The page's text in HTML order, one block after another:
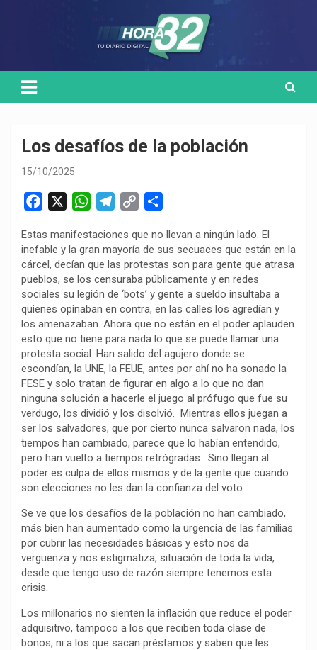
Los desafíos de la población
15/10/2025
c
e
b
o
o
k
W
a
t
s
A
p
p
l
e
g
r
a
m
p
y
L
i
n
k
m
p
a
r
t
i
r
Estas manifestaciones que no llevan a ningún lado. El
inefable y la gran mayoría de sus secuaces que están en la
cárcel, decían que las protestas son para gente que atrasa
pueblos, se los censuraba públicamente y en redes
sociales su legión de ‘bots’ y gente a sueldo insultaba a
quienes opinaban en contra, en las calles los agredían y
los amenazaban. Ahora que no están en el poder aplauden
esto que no tiene para nada lo que se puede llamar una
protesta social. Han salido del agujero donde se
escondían, la UNE, la FEUE, antes por ahí no ha sonado la
FESE y solo tratan de figurar en algo a lo que no dan
ninguna solución a hacerle el juego al prófugo que fue su
verdugo, los dividió y los disolvió. Mientras ellos juegan a
ser los salvadores, que por cierto nunca salvaron nada, los
tiempos han cambiado, parece que lo habían entendido,
pero han vuelto a tiempos retrógradas. Sino llegan al
poder es culpa de ellos mismos y de la gente que cuando
son elecciones no les dan la confianza del voto.
Se ve que los desafíos de la población no han cambiado,
más bien han aumentado como la urgencia de las familias
por cubrir las necesidades básicas y esto nos da
vergüenza y nos estigmatiza, situación de toda la vida,
desde que tengo uso de razón siempre tenemos esta
crisis.
Los millonarios no sienten la inflación que reduce el poder
adquisitivo, tampoco a los que reciben toda clase de
bonos, ni a los que sacan préstamos y saben que les